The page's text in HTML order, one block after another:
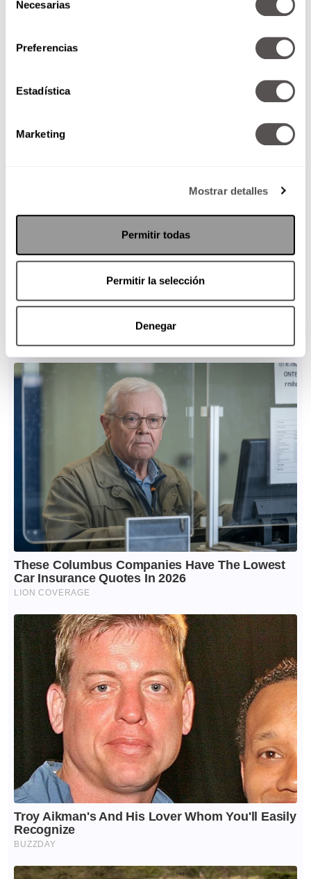
Necesarias
Preferencias
Estadística
Marketing
Mostrar detalles
Permitir todas
Permitir la selección
Denegar